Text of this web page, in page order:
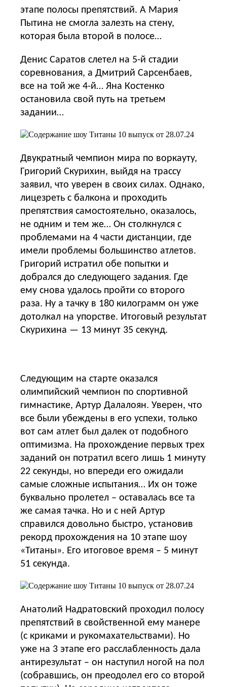
этапе полосы препятствий. А Мария
Пытина не смогла залезть на стену,
которая была второй в полосе…
Денис Саратов слетел на 5-й стадии
соревнования, а Дмитрий Сарсенбаев,
все на той же 4-й… Яна Костенко
остановила свой путь на третьем
задании…
Двукратный чемпион мира по воркауту,
Григорий Скурихин, выйдя на трассу
заявил, что уверен в своих силах. Однако,
лицезреть с балкона и проходить
препятствия самостоятельно, оказалось,
не одним и тем же… Он столкнулся с
проблемами на 4 части дистанции, где
имели проблемы большинство атлетов.
Григорий истратил обе попытки и
добрался до следующего задания. Где
ему снова удалось пройти со второго
раза. Ну а тачку в 180 килограмм он уже
дотолкал на упорстве. Итоговый результат
Скурихина — 13 минут 35 секунд.
Следующим на старте оказался
олимпийский чемпион по спортивной
гимнастике, Артур Далалоян. Уверен, что
все были убеждены в его успехи, только
вот сам атлет был далек от подобного
оптимизма. На прохождение первых трех
заданий он потратил всего лишь 1 минуту
22 секунды, но впереди его ожидали
самые сложные испытания… Их он тоже
буквально пролетел – оставалась все та
же самая тачка. Но и с ней Артур
справился довольно быстро, установив
рекорд прохождения на 10 этапе шоу
«Титаны». Его итоговое время – 5 минут
51 секунда.
Анатолий Надратовский проходил полосу
препятствий в свойственной ему манере
(с криками и рукомахательствами). Но
уже на 3 этапе его расслабленность дала
антирезультат – он наступил ногой на пол
(собравшись, он преодолел его со второй